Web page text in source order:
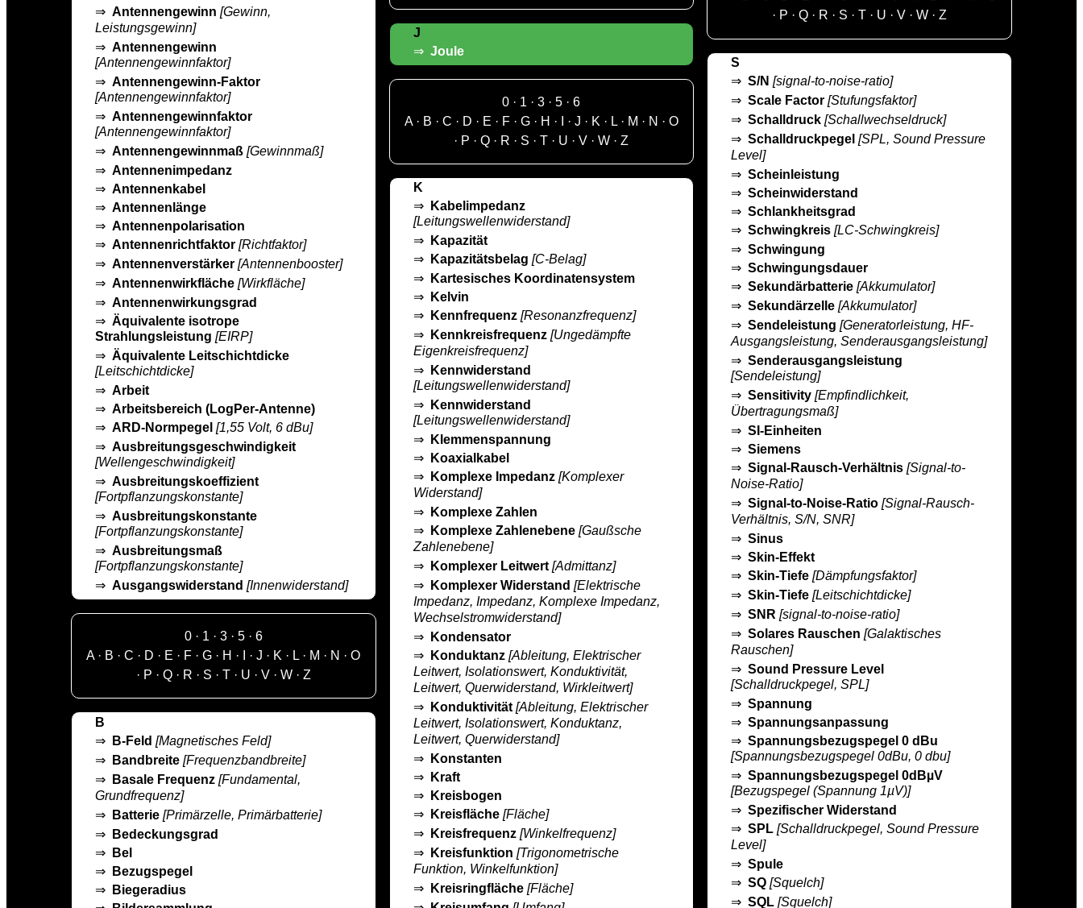
⇒ Antennengewinn [Gewinn,
Leistungsgewinn]
⇒ Antennengewinn
[Antennengewinnfaktor]
⇒ Antennengewinn-Faktor
[Antennengewinnfaktor]
⇒ Antennengewinnfaktor
[Antennengewinnfaktor]
⇒ Antennengewinnmaß [Gewinnmaß]
⇒ Antennenimpedanz
⇒ Antennenkabel
⇒ Antennenlänge
⇒ Antennenpolarisation
⇒ Antennenrichtfaktor [Richtfaktor]
⇒ Antennenverstärker [Antennenbooster]
⇒ Antennenwirkfläche [Wirkfläche]
⇒ Antennenwirkungsgrad
⇒ Äquivalente isotrope
Strahlungsleistung [EIRP]
⇒ Äquivalente Leitschichtdicke
[Leitschichtdicke]
⇒ Arbeit
⇒ Arbeitsbereich (LogPer-Antenne)
⇒ ARD-Normpegel [1,55 Volt, 6 dBu]
⇒ Ausbreitungsgeschwindigkeit
[Wellengeschwindigkeit]
⇒ Ausbreitungskoeffizient
[Fortpflanzungskonstante]
⇒ Ausbreitungskonstante
[Fortpflanzungskonstante]
⇒ Ausbreitungsmaß
[Fortpflanzungskonstante]
⇒ Ausgangswiderstand [Innenwiderstand]
0· 1 · 3· 5· 6
A· B ·C · D · E · F ·G · H · ·J · K · L · M · N ·O
· P · Q· R · S · T· U · V· W· Z
B
⇒
B-Feld [Magnetisches Feld]
⇒
Bandbreite [Frequenzbandbreite]
⇒
Basale Frequenz [Fundamental,
Grundfrequenz]
⇒
Batterie [Primärzelle, Primärbatterie]
⇒
Bedeckungsgrad
⇒
Bel
⇒
Bezugspegel
⇒
Biegeradius
J
⇒ Joule
0 · 1 ·3 ·5 ·6
A· B · C · D · E · F· G· H · · J · K · L· M · N · O
· P ·Q · R · S ·T · U ·V ·W ·Z
K
⇒
Kabelimpedanz
[Leitungswellenwiderstand]
⇒
Kapazität
⇒
Kapazitätsbelag [C-Belag]
⇒
Kartesisches Koordinatensystem
⇒
Kelvin
⇒
Kennfrequenz[Resonanzfrequenz]
⇒
Kennkreisfrequenz[Ungedämpfte
Eigenkreisfrequenz]
⇒
Kennwiderstand
[Leitungswellenwiderstand]
⇒
Kennwiderstand
[Leitungswellenwiderstand]
⇒
Klemmenspannung
⇒
Koaxialkabel
⇒
Komplexe Impedanz[Komplexer
Widerstand]
⇒
Komplexe Zahlen
⇒
Komplexe Zahlenebene[Gaußsche
Zahlenebene]
⇒
Komplexer Leitwert[Admittanz]
⇒
Komplexer Widerstand [Elektrische
Impedanz, Impedanz, Komplexe Impedanz,
Wechselstromwiderstand]
⇒
Kondensator
⇒
Konduktanz[Ableitung, Elektrischer
Leitwert, Isolationswert, Konduktivität,
Leitwert, Querwiderstand, Wirkleitwert]
⇒
Konduktivität[Ableitung, Elektrischer
Leitwert, Isolationswert, Konduktanz,
Leitwert, Querwiderstand]
⇒
Konstanten
⇒
Kraft
⇒
Kreisbogen
⇒
Kreisfläche[Fläche]
⇒
Kreisfrequenz[Winkelfrequenz]
⇒
Kreisfunktion [Trigonometrische
Funktion, Winkelfunktion]
⇒
Kreisringfläche[Fläche]
· P ·Q · R · S ·T · U ·V ·W ·Z
S
⇒S/N [signal-to-noise-ratio]
⇒Scale Factor [Stufungsfaktor]
⇒Schalldruck [Schallwechseldruck]
⇒Schalldruckpegel [SPL, Sound Pressure
Level]
⇒Scheinleistung
⇒Scheinwiderstand
⇒Schlankheitsgrad
⇒Schwingkreis [LC-Schwingkreis]
⇒Schwingung
⇒Schwingungsdauer
⇒Sekundärbatterie [Akkumulator]
⇒Sekundärzelle [Akkumulator]
⇒Sendeleistung [Generatorleistung, HF-
Ausgangsleistung, Senderausgangsleistung]
⇒Senderausgangsleistung
[Sendeleistung]
⇒Sensitivity [Empfindlichkeit,
Übertragungsmaß]
⇒SI-Einheiten
⇒Siemens
⇒Signal-Rausch-Verhältnis [Signal-to-
Noise-Ratio]
⇒Signal-to-Noise-Ratio [Signal-Rausch-
Verhältnis, S/N, SNR]
⇒Sinus
⇒Skin-Effekt
⇒Skin-Tiefe [Dämpfungsfaktor]
⇒Skin-Tiefe [Leitschichtdicke]
⇒SNR [signal-to-noise-ratio]
⇒Solares Rauschen [Galaktisches
Rauschen]
⇒Sound Pressure Level
[Schalldruckpegel, SPL]
⇒Spannung
⇒Spannungsanpassung
⇒Spannungsbezugspegel 0 dBu
[Spannungsbezugspegel 0dBu, 0 dbu]
⇒Spannungsbezugspegel 0dBµV
[Bezugspegel (Spannung 1µV)]
⇒Spezifischer Widerstand
⇒SPL [Schalldruckpegel, Sound Pressure
Level]
⇒Spule
⇒SQ [Squelch]
⇒SQL [Squelch]